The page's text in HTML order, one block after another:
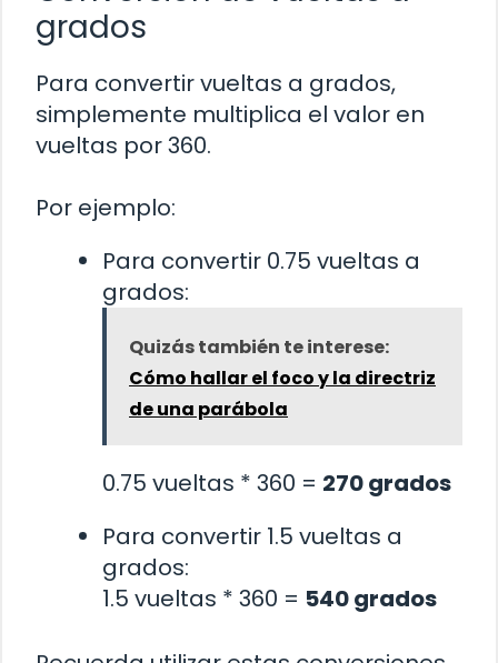
grados
Para convertir vueltas a grados,
simplemente multiplica el valor en
vueltas por 360.
Por ejemplo:
Para convertir 0.75 vueltas a
grados:
Quizás también te interese:
Cómo hallar el foco y la directriz
de una parábola
0.75 vueltas * 360 = 270 grados
Para convertir 1.5 vueltas a
grados:
1.5 vueltas * 360 = 540 grados